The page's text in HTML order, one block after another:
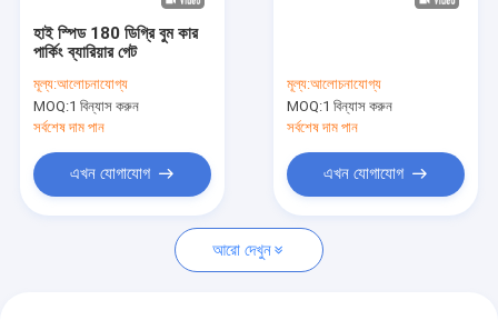
মামলা
হাই স্পিড 180 ডিগ্রি বুম কার
পার্কিং ব্যারিয়ার গেট
মূল্য:আলোচনাযোগ্য
MOQ:1 বিন্যাস করুন
সর্বশেষ দাম পান
এখন যোগাযোগ
মূল্য:আলোচনাযোগ্য
MOQ:1 বিন্যাস করুন
সর্বশেষ দাম পান
এখন যোগাযোগ
আরো দেখুন